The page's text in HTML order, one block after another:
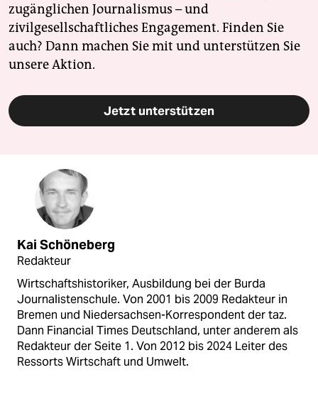
zugänglichen Journalismus – und
zivilgesellschaftliches Engagement. Finden Sie
auch? Dann machen Sie mit und unterstützen Sie
unsere Aktion.
Jetzt unterstützen
Kai Schöneberg
Redakteur
Wirtschaftshistoriker, Ausbildung bei der Burda
Journalistenschule. Von 2001 bis 2009 Redakteur in
Bremen und Niedersachsen-Korrespondent der taz.
Dann Financial Times Deutschland, unter anderem als
Redakteur der Seite 1. Von 2012 bis 2024 Leiter des
Ressorts Wirtschaft und Umwelt.